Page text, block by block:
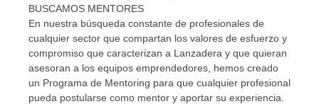
BUSCAMOS MENTORES
En nuestra búsqueda constante de profesionales de
cualquier sector que compartan los valores de esfuerzo y
compromiso que caracterizan a Lanzadera y que quieran
asesoran a los equipos emprendedores, hemos creado
un Programa de Mentoring para que cualquier profesional
pueda postularse como mentor y aportar su experiencia.